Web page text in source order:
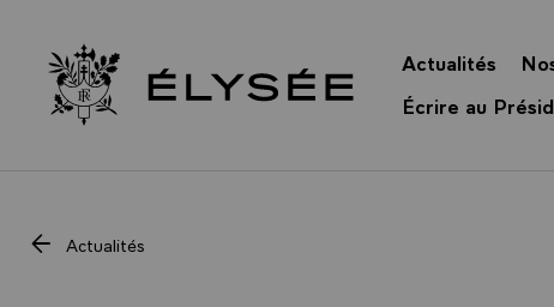
Retour à l’accueil Élysée
Actualités
Écrire au
Actualités